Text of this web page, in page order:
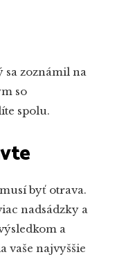
sa zoznámil na
so
spolu.
byť otrava.
nadsádzky a
a
vaše najvyššie